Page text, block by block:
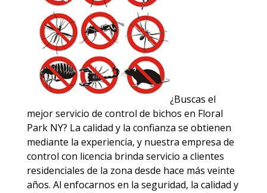
¿Buscas el
mejor servicio de control de bichos en Floral
Park NY? La calidad y la confianza se obtienen
mediante la experiencia, y nuestra empresa de
control con licencia brinda servicio a clientes
residenciales de la zona desde hace más veinte
años. Al enfocarnos en la seguridad, la calidad y